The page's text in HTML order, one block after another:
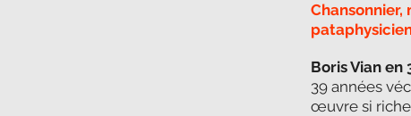
Boris Vian
39 années
œuvre si riche